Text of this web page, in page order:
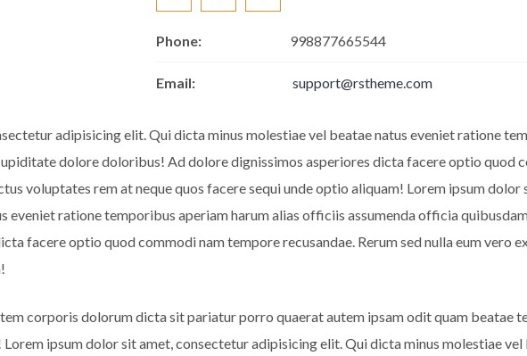
Phone: 998877665544
Email: support@rstheme.com
adipisicing elit. Qui dicta minus molestiae vel beatae natus eveniet ratione
dolore doloribus! Ad dolore dignissimos asperiores dicta facere optio quod
voluptates rem at neque quos facere sequi unde optio aliquam! Lorem ipsum
eveniet ratione temporibus aperiam harum alias officiis assumenda officia
facere optio quod commodi nam tempore recusandae. Rerum sed nulla eum vero
corporis dolorum dicta sit pariatur porro quaerat autem ipsam odit quam beatae
ipsum dolor sit amet, consectetur adipisicing elit. Qui dicta minus molestiae